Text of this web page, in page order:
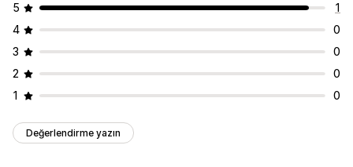
5
1
4
0
3
0
2
0
1
0
Değerlendirme yazın